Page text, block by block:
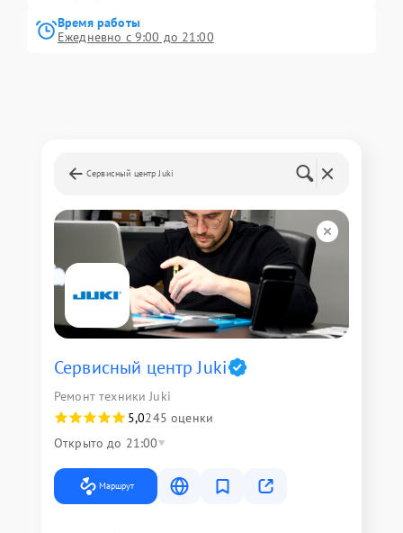
Время работы
Ежедневно с 9:00 до 21:00
Сервисный центр Juki
Сервисный центр Juki
Ремонт техники Juki
5,0245 оценки
Открыто до 21:00
Маршрут